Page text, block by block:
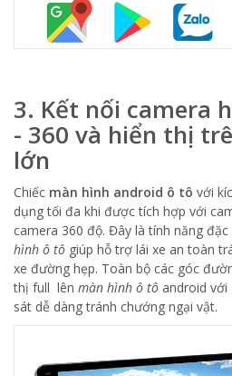
3. Kết nối camera
- 360 và hiển thị
lớn
Chiếc màn hình android ô tô với
dụng tối đa khi được tích hợp với
camera 360 độ. Đây là tính năng
hình ô tô giúp hỗ trợ lái xe an toàn
xe đường hẹp. Toàn bộ các góc
thị full lên màn hình ô tô android với
sát dễ dàng tránh chướng ngại vật.